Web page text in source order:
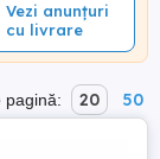
Vezi anunțuri
cu livrare
pagină: 20 50